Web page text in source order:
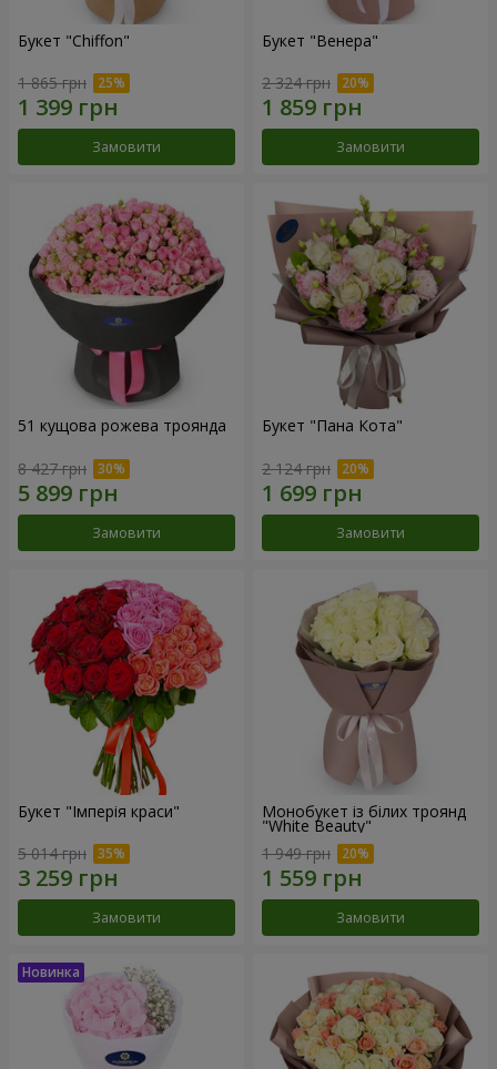
Букет "Chiffon"
1 865 грн
Замовити
Букет "Венера"
2 324 грн
Замовити
51 кущова рожева троянда
8 427 грн
Замовити
Букет "Пана Кота"
2 124 грн
Замовити
Букет "Імперія краси"
5 014 грн
Замовити
Монобукет із білих троянд
"White Beauty"
1 949 грн
Замовити